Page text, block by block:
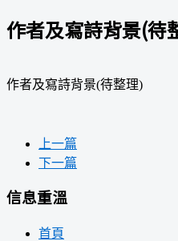
作者及寫詩背景(待
作者及寫詩背景(待整理)
上一篇
下一篇
信息重溫
首頁